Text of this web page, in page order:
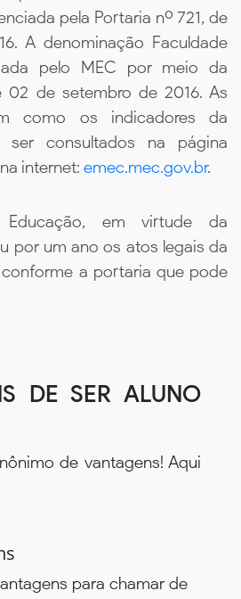
pela Portaria nº 721, de
A denominação Faculdade
pelo MEC por meio da
02 de setembro de 2016. As
como os indicadores da
ser consultados na página
internet: emec.mec.gov.br.
em virtude da
por um ano os atos legais da
conforme a portaria que pode
DE SER ALUNO
de vantagens! Aqui
para chamar de